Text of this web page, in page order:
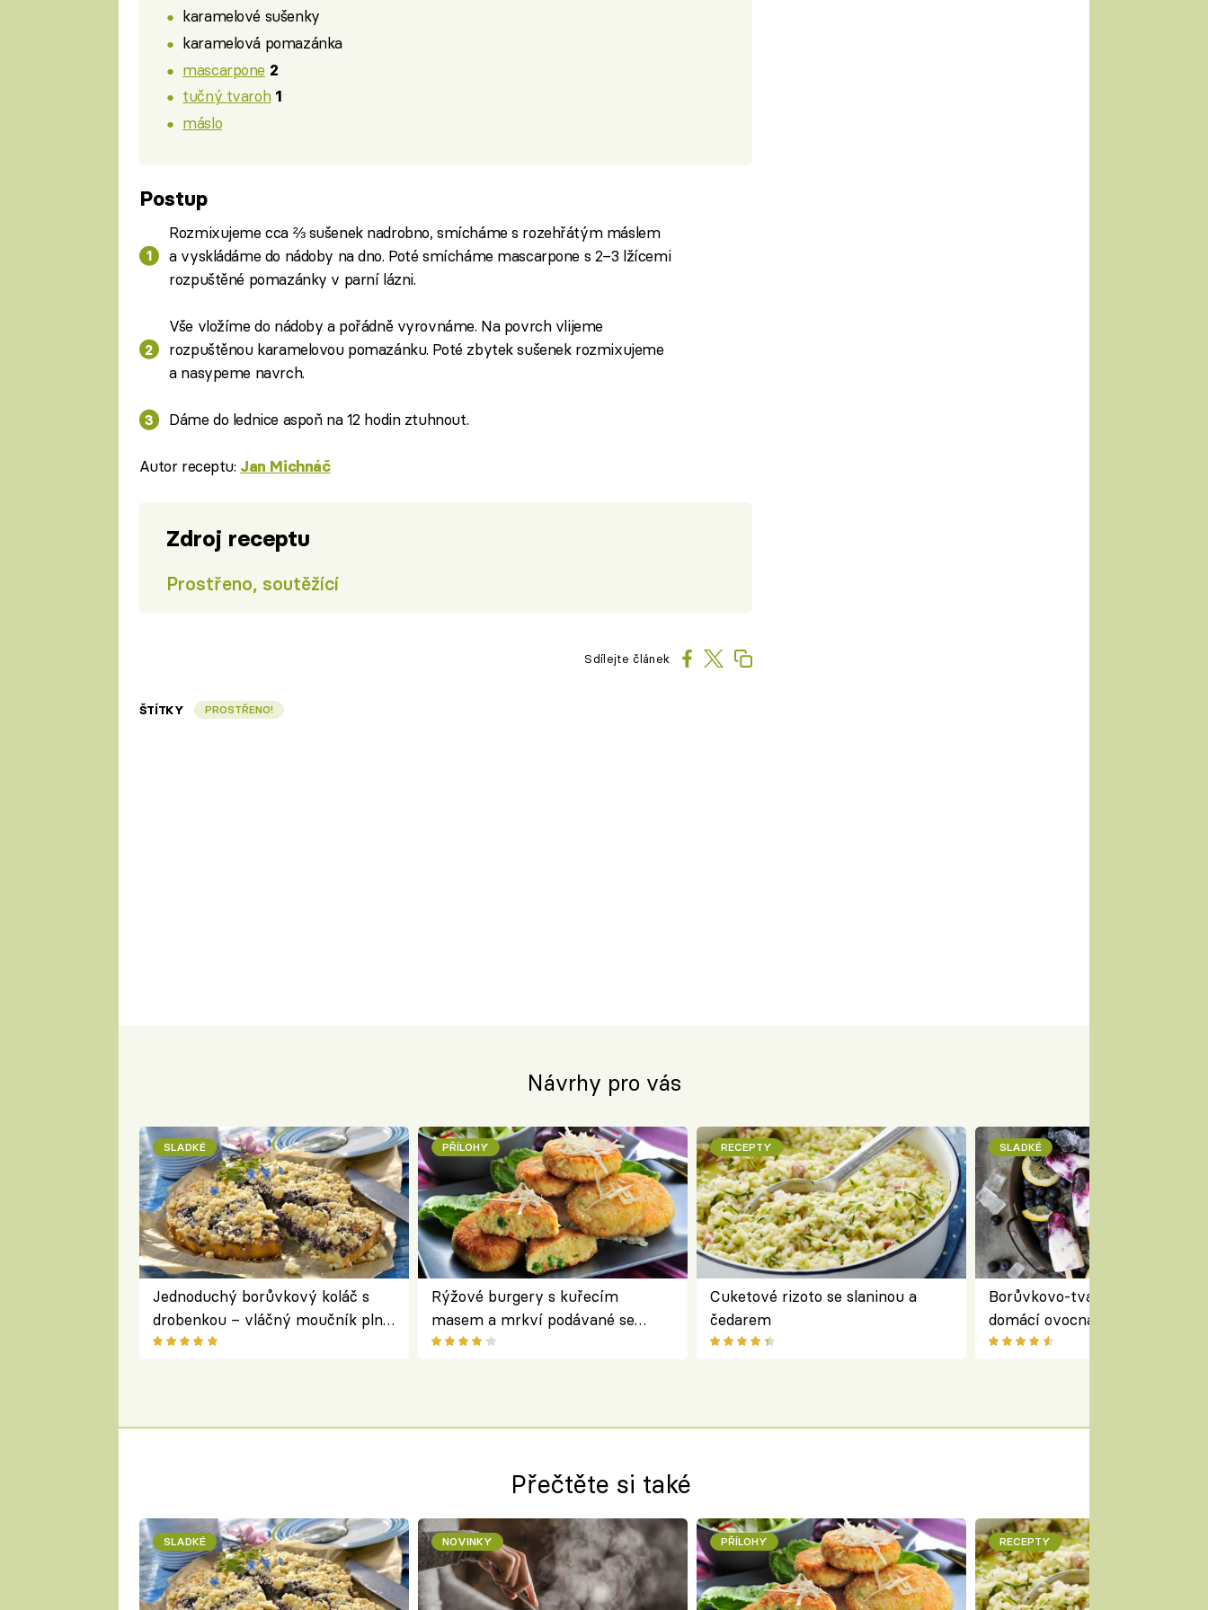
karamelové sušenky
karamelová pomazánka
mascarpone 2
tučný tvaroh 1
máslo
Postup
Rozmixujeme cca ⅔ sušenek nadrobno, smícháme s rozehřátým máslem
a vyskládáme do nádoby na dno. Poté smícháme mascarpone s 2–3 lžícemi
rozpuštěné pomazánky v parní lázni.
Vše vložíme do nádoby a pořádně vyrovnáme. Na povrch vlijeme
rozpuštěnou karamelovou pomazánku. Poté zbytek sušenek rozmixujeme
a nasypeme navrch.
Dáme do lednice aspoň na 12 hodin ztuhnout.
Autor receptu: Jan Michnáč
Zdroj receptu
Prostřeno, soutěžící
Sdílejte článek
ŠTÍTKY PROSTŘENO!
Návrhy pro vás
SLADKÉ
Jednoduchý borůvkový koláč s
drobenkou – vláčný moučník plný
ovoce
PŘÍLOHY
Rýžové burgery s kuřecím
masem a mrkví podávané se
salátem – lehká a chutná večeře
RECEPTY
Cuketové rizoto se slaninou a
čedarem
SLADKÉ
Borůvkovo-tvarohové nanuky
domácí ovocná zmrzlina na
Přečtěte si také
SLADKÉ NOVINKY PŘÍLOHY RECEPTY